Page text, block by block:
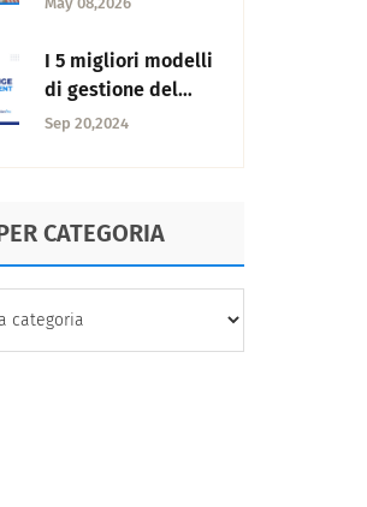
I 5 migliori modelli
di gestione del
cambiamento per
organizzazione
Sep 20,2024
CATEGORIA